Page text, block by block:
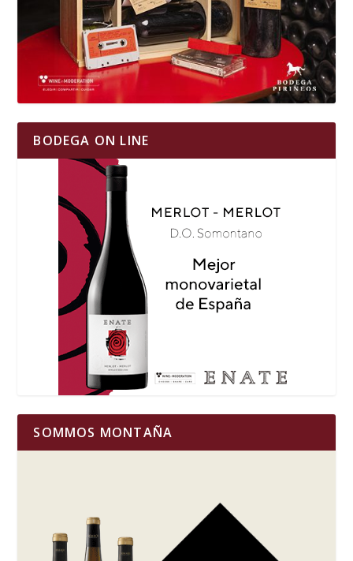
BODEGA ON LINE
SOMMOS MONTAÑA